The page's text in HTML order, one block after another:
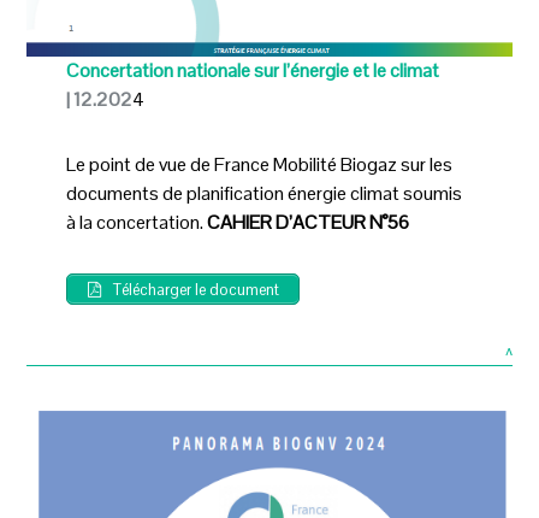
Concertation nationale sur l’énergie et le climat
| 12.2024
Le point de vue de France Mobilité Biogaz sur les
documents de planification énergie climat soumis
à la concertation.CAHIER D’ACTEUR N°56
Télécharger le document
^